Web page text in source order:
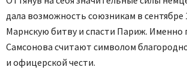
дала возможность союзникам в сентябре
Марнскую битву и спасти Париж. Именно
Самсонова считают символом
и офицерской чести.